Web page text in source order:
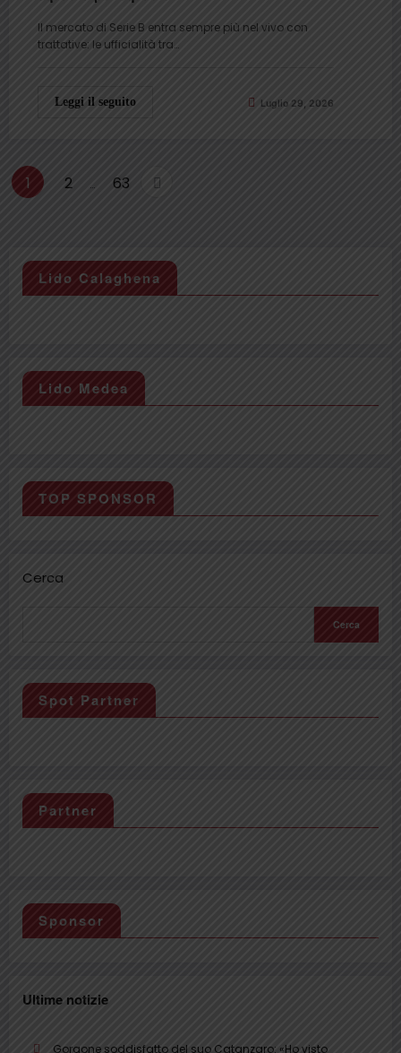
Il mercato di Serie B entra sempre più nel vivo con
trattative: le ufficialità tra…
Leggi il seguito Luglio 29, 2026
Paginazione
1 2 … 63
Lido Calaghena
Lido Medea
TOP SPONSOR
Cerca
Cerca
Spot Partner
Partner
Sponsor
Ultime notizie
Gorgone soddisfatto del suo Catanzaro: «Ho visto